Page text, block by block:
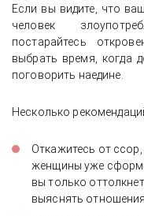
Если вы видите, что
человек
постарайтесь
выбрать время, когда
поговорить наедине.
Несколько
Откажитесь от
женщины уже
вы только
выяснять